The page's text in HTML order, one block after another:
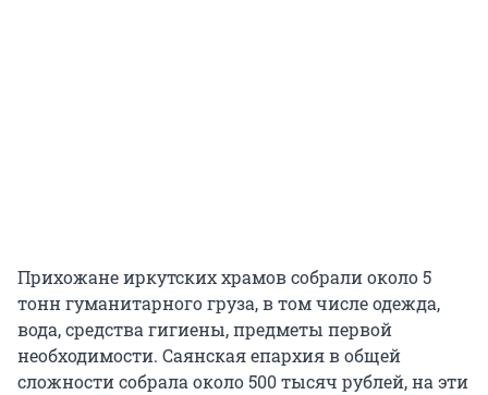
Прихожане иркутских храмов собрали около 5
тонн гуманитарного груза, в том числе одежда,
вода, средства гигиены, предметы первой
необходимости. Саянская епархия в общей
сложности собрала около 500 тысяч рублей, на эти